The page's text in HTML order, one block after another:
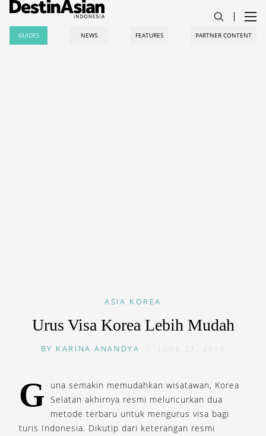
GUIDES NEWS FEATURES PARTNER CONTENT
ASIA KOREA
Urus Visa Korea Lebih Mudah
BY KARINA ANANDYA JUNE 27, 2019
G
una semakin memudahkan wisatawan, Korea
Selatan akhirnya resmi meluncurkan dua
metode terbaru untuk mengurus visa bagi
turis Indonesia. Dikutip dari keterangan resmi